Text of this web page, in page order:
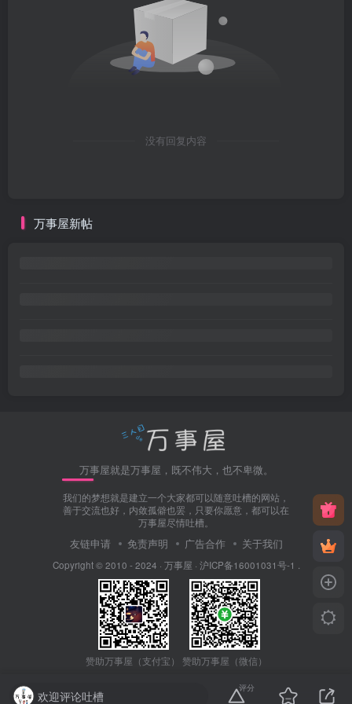
没有回复内容
万事屋新帖
万事屋就是万事屋，既不伟大，也不卑微。
我们的梦想就是建立一个大家都可以随意吐槽的网站，
善于交流也好，内敛孤僻也罢，只要你愿意，都可以在
万事屋尽情吐槽。
友链申请 免责声明 广告合作 关于我们
Copyright © 2010 - 2024 · 万事屋 · 沪ICP备16001031号-1
赞助万事屋（支付宝） 赞助万事屋（微信）
欢迎评论吐槽
评分